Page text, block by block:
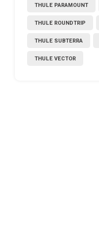
THULE PARAMOUNT
THULE ROUNDTRIP
THULE SUBTERRA
THULE VECTOR